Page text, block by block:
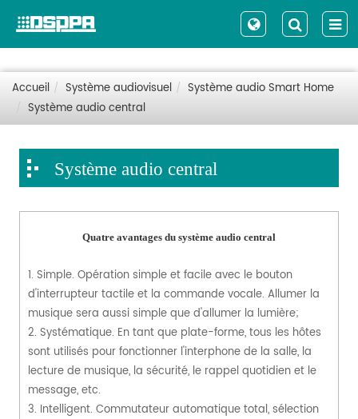
Accueil Système audiovisuel
Système audio Smart Home
Système audio central
Système audio central
Quatre avantages du système audio central
1. Simple. Opération simple et facile avec le bouton
d'interrupteur tactile et la commande vocale. Allumer la
musique sera aussi simple que d'allumer la lumière;
2. Systématique. En tant que plate-forme, tous les hôtes
sont utilisés pour fonctionner l'interphone de la salle, la
lecture de musique, la sécurité, le rappel quotidien et le
message, etc.
3. Intelligent. Commutateur automatique total, sélection